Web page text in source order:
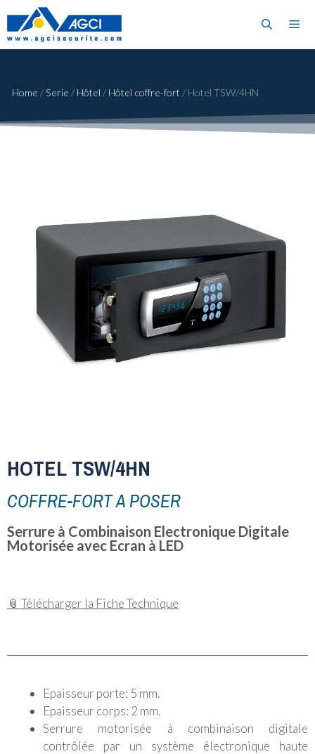
Home /Serie / Hôtel / Hôtel coffre-fort / Hotel TSW/4HN
HOTEL TSW/4HN
COFFRE-FORT A POSER
Serrure à Combinaison Electronique Digitale
Motorisée avec Ecran à LED
📎 Télécharger la Fiche Technique
Epaisseur porte: 5 mm.
Epaisseur corps: 2 mm.
Serrure motorisée à combinaison digitale
contrôlée par un système électronique haute